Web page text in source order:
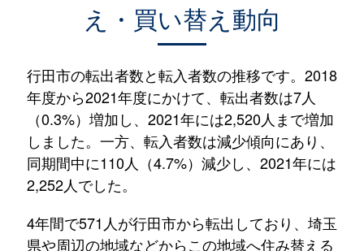
え・買い替え動向
行田市の転出者数と転入者数の推移です。2018
年度から2021年度にかけて、転出者数は7人
（0.3%）増加し、2021年には2,520人まで増加
しました。一方、転入者数は減少傾向にあり、
同期間中に110人（4.7%）減少し、2021年には
2,252人でした。
4年間で571人が行田市から転出しており、埼玉
県や周辺の地域などからこの地域へ住み替える